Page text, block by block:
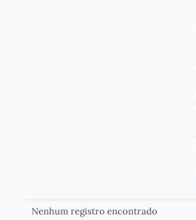
Nenhum registro encontrado